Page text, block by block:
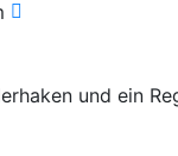
und ein